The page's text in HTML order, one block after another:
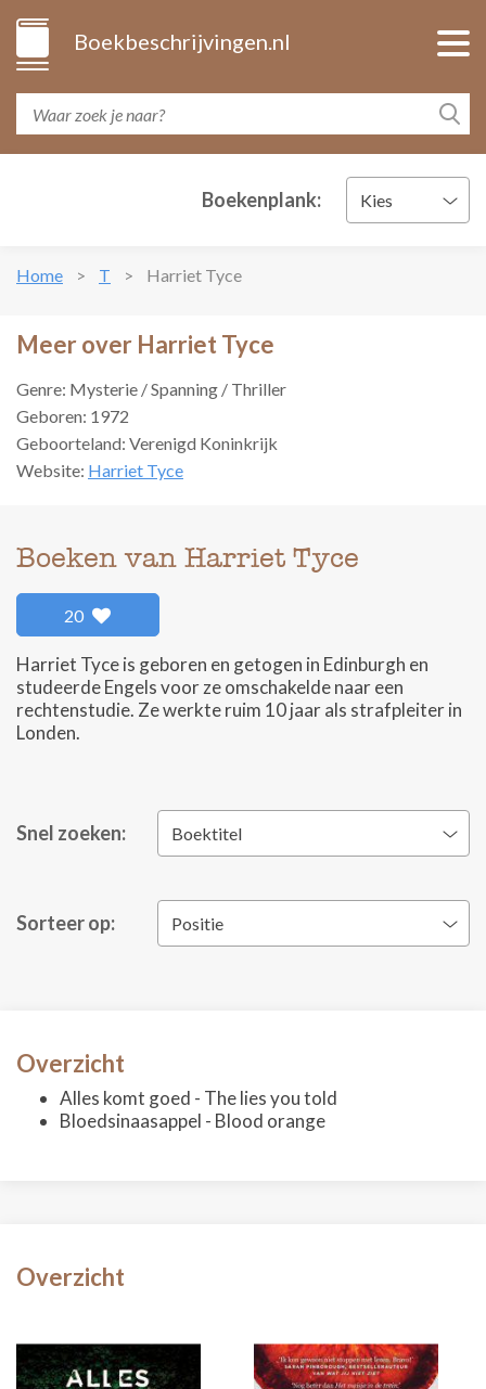
Boekbeschrijvingen.nl
Boekenplank: Kies
Home T Harriet Tyce
Meer over Harriet Tyce
Genre: Mysterie / Spanning / Thriller
Geboren: 1972
Geboorteland: Verenigd Koninkrijk
Website: Harriet Tyce
Boeken van Harriet Tyce
20
Harriet Tyce is geboren en getogen in Edinburgh en
studeerde Engels voor ze omschakelde naar een
rechtenstudie. Ze werkte ruim 10 jaar als strafpleiter in
Londen.
Snel zoeken: Boektitel
Sorteer op: Positie
Overzicht
Alles komt goed - The lies you told
Bloedsinaasappel - Blood orange
Overzicht